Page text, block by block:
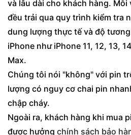
và lâu dài cho khách hàng.
đều trải qua quy trình kiểm tra
dung lượng thực tế và độ
iPhone như iPhone 11, 12, 13,
Max.
Chúng tôi nói "không" với pin
lượng có nguy cơ chai pin
chập cháy.
Ngoài ra, khách hàng khi mua
được hưởng chính sách bảo